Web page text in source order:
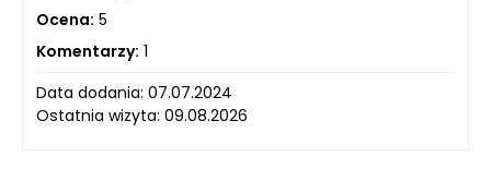
Ocena: 5
Komentarzy: 1
Data dodania: 07.07.2024
Ostatnia wizyta: 09.08.2026